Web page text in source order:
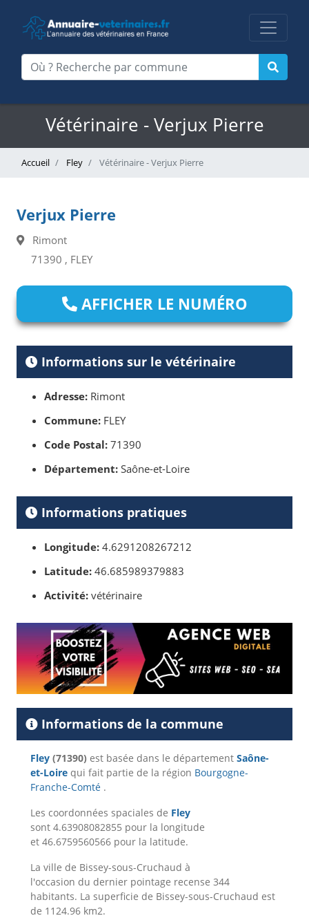
Vétérinaire - Verjux Pierre
Accueil Fley Vétérinaire - Verjux Pierre
Verjux Pierre
Rimont
71390 , FLEY
AFFICHER LE NUMÉRO
Informations sur le vétérinaire
Adresse: Rimont
Commune: FLEY
Code Postal: 71390
Département: Saône-et-Loire
Informations pratiques
Longitude: 4.6291208267212
Latitude: 46.685989379883
Activité: vétérinaire
Informations de la commune
Fley (71390) est basée dans le département Saône-
et-Loire qui fait partie de la région Bourgogne-
Franche-Comté .
Les coordonnées spaciales de Fley
sont 4.63908082855 pour la longitude
et 46.6759560566 pour la latitude.
La ville de Bissey-sous-Cruchaud à
l'occasion du dernier pointage recense 344
habitants. La superficie de Bissey-sous-Cruchaud est
de 1124.96 km2.